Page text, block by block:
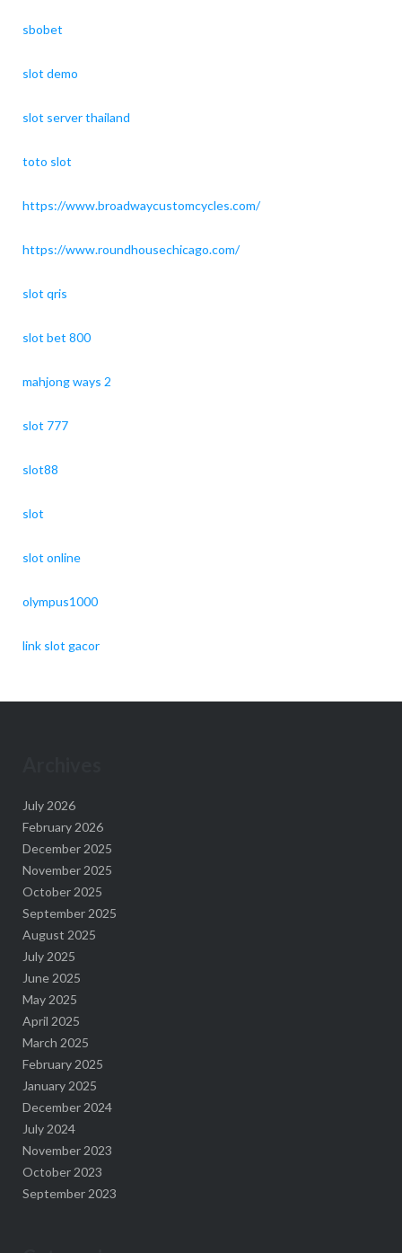
sbobet
slot demo
slot server thailand
toto slot
https://www.broadwaycustomcycles.com/
https://www.roundhousechicago.com/
slot qris
slot bet 800
mahjong ways 2
slot 777
slot88
slot
slot online
olympus1000
link slot gacor
July 2026
February 2026
December 2025
November 2025
October 2025
September 2025
August 2025
July 2025
June 2025
May 2025
April 2025
March 2025
February 2025
January 2025
December 2024
July 2024
November 2023
October 2023
September 2023